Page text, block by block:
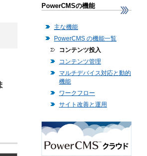
PowerCMSの機能
主な機能
PowerCMS の機能一覧
コンテンツ投入
コンテンツ管理
マルチデバイス対応と動的
機能
ワークフロー
サイト改善と運用